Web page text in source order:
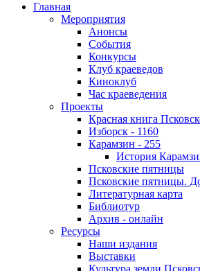
Главная
Мероприятия
Анонсы
События
Конкурсы
Клуб краеведов
Киноклуб
Час краеведения
Проекты
Красная книга
Изборск - 1160
Карамзин - 255
История
Псковские пятницы
Псковские пятницы.
Литературная карта
Библиотур
Архив - онлайн
Ресурсы
Наши издания
Выставки